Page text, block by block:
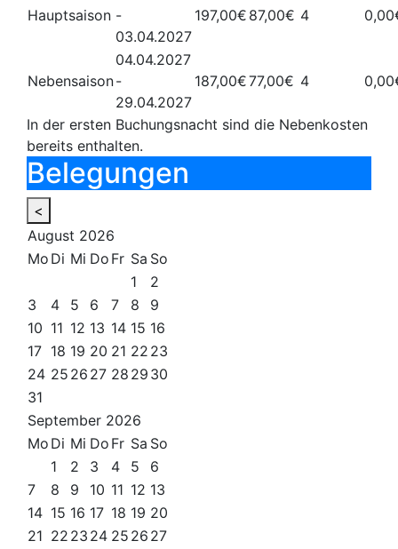
Hauptsaison -
03.04.2027
197,00€ 87,00€ 4
Nebensaison
04.04.2027
-
29.04.2027
187,00€77,00€ 4
In der ersten Buchungsnacht sind die Nebenkosten
bereits enthalten.
Belegungen
<
August 2026
Mo Di Mi Do Fr Sa So
1
2
3
4 5 6 7 8
9
10 11 12 13 14 15 16
17 18 19 20 21 22 23
24 25 26 27 28 29 30
31
September 2026
Mo Di Mi Do Fr Sa So
1
2 3 4 5
6
7
8 9 10 11 12 13
14 15 16 17 18 19 20
21 22 23 24 25 26 27